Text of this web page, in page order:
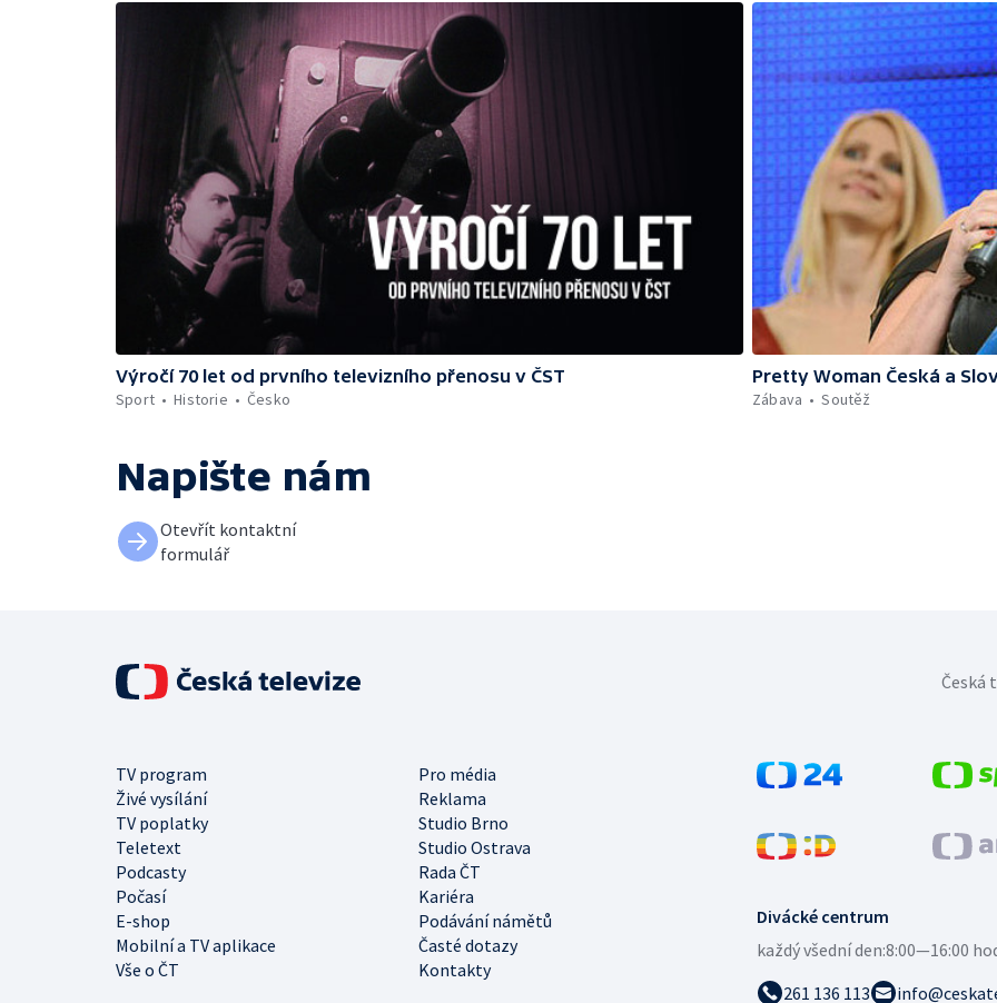
Výročí 70 let od prvního televizního přenosu v ČST
Sport
Historie Česko
Pretty Woman Česká a
Zábava
Soutěž
Napište nám
Otevřít kontaktní
formulář
Divácké centrum
každý všední den:8:00—16:00
261 136 113
TV program
Pro média
Živé vysílání
Reklama
TV poplatky
Studio Brno
Teletext
Studio Ostrava
Podcasty
Rada ČT
Počasí
Kariéra
E-shop
Podávání námětů
Mobilní a TV aplikace
Časté dotazy
Vše o ČT
Kontakty
Česká